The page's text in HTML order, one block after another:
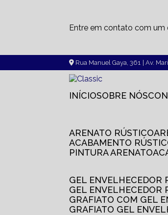
Entre em contato com um
Rua Manuel Gaya, 361 | Av.
INÍCIO SOBRE NÓS
ARENATO RÚSTICO
ACABAMENTO
PINTURA ARENATO
GEL
GEL
GRAFIATO COM GEL
GRAFIATO GEL